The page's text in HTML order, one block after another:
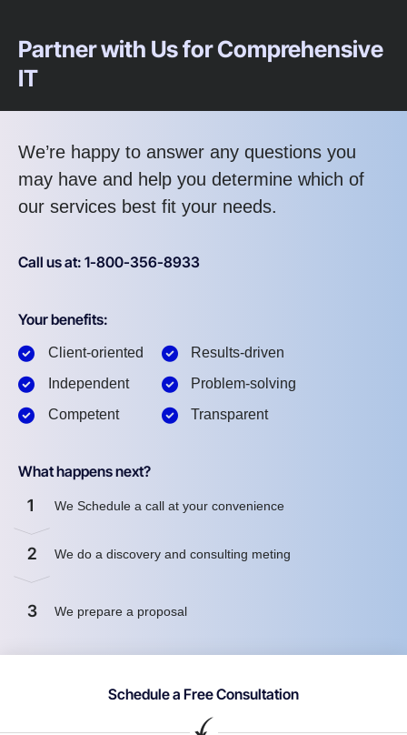
Partner with Us for Comprehensive
IT
We’re happy to answer any questions you
may have and help you determine which of
our services best fit your needs.
Call us at: 1-800-356-8933
Your benefits:
Client-oriented
Independent
Competent
Results-driven
Problem-solving
Transparent
What happens next?
1 We Schedule a call at your convenience
2 We do a discovery and consulting meting
3 We prepare a proposal
Schedule a Free Consultation